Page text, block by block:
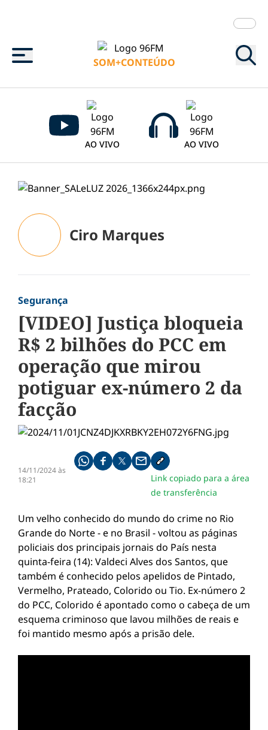
Menu
SOM+CONTEÚDO
AO VIVO AO VIVO
Ciro Marques
Segurança
[VIDEO] Justiça bloqueia
R$ 2 bilhões do PCC em
operação que mirou
potiguar ex-número 2 da
facção
14/11/2024 às
18:21
Compartilhe pelo whatsapp
Compartilhar no facebook
Compartilhar no twitter
Compartilhe pelo email
Copiar link da notícia
Link copiado para a área
de transferência
Um velho conhecido do mundo do crime no Rio
Grande do Norte - e no Brasil - voltou as páginas
policiais dos principais jornais do País nesta
quinta-feira (14): Valdeci Alves dos Santos, que
também é conhecido pelos apelidos de Pintado,
Vermelho, Prateado, Colorido ou Tio. Ex-número 2
do PCC, Colorido é apontado como o cabeça de um
esquema criminoso que lavou milhões de reais e
foi mantido mesmo após a prisão dele.